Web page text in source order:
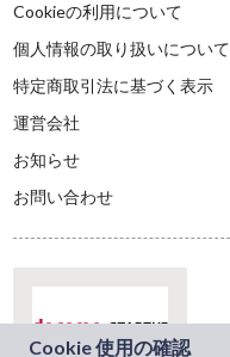
Cookieの利用について
個人情報の取り扱いについて
特定商取引法に基づく表示
運営会社
お知らせ
お問い合わせ